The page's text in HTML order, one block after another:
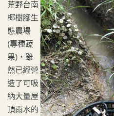
荒野台南
椰樹腳生
態農場
(專種蔬
果)，雖
然已經營
造了可吸
納大量屋
頂雨水的